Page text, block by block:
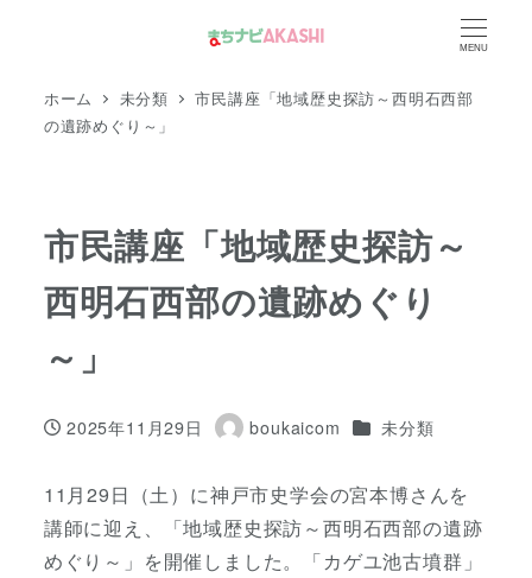
MENU
ホーム 未分類
市民講座「地域歴史探訪～西明石西部
の遺跡めぐり～」
市民講座「地域歴史探訪～
西明石西部の遺跡めぐり
～」
投稿日
2025年11月29日
著
boukaicom カテゴリー
未分類
11月29日（土）に神戸市史学会の宮本博さんを
講師に迎え、「地域歴史探訪～西明石西部の遺跡
めぐり～」を開催しました。「カゲユ池古墳群」